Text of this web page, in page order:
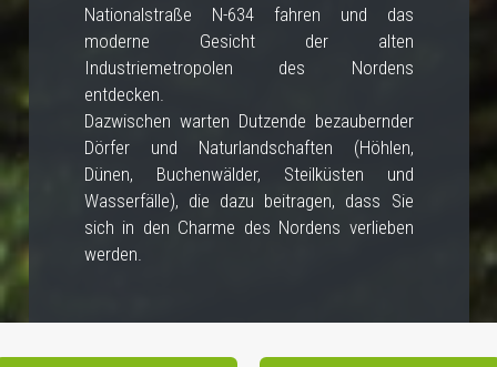
Nationalstraße N-634 fahren und das
moderne Gesicht der alten
Industriemetropolen des Nordens
entdecken.
Dazwischen warten Dutzende bezaubernder
Dörfer und Naturlandschaften (Höhlen,
Dünen, Buchenwälder, Steilküsten und
Wasserfälle), die dazu beitragen, dass Sie
sich in den Charme des Nordens verlieben
werden.